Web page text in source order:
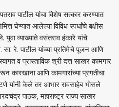
पाटील यांचा विशेष सत्कार करण्यात
घेण्यात आलेल्या विविध स्पर्धांचे बक्षीस
युवा व्याख्याते वसंतराव हंकारे यांचे
सा. रे. पाटील यांच्या प्रतिमेचे पूजन आणि
व प्रास्ताविक श्री दत्त साखर कामगार
कारखाना आणि कामगारांच्या प्रगतीचा
यांनी केले तर आभार रावसाहेब भोसले
पाठक, महाराष्ट्र राज्य साखर